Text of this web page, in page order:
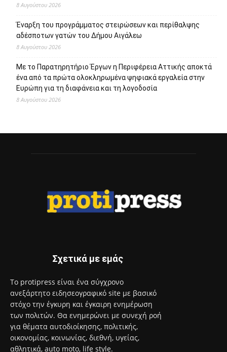
8 Αυγούστου 2026
Έναρξη του προγράμματος στειρώσεων και περίθαλψης
αδέσποτων γατών του Δήμου Αιγάλεω
8 Αυγούστου 2026
Με το Παρατηρητήριο Έργων η Περιφέρεια Αττικής αποκτά
ένα από τα πρώτα ολοκληρωμένα ψηφιακά εργαλεία στην
Ευρώπη για τη διαφάνεια και τη λογοδοσία
8 Αυγούστου 2026
Σχετικά με εμάς
Το protipress είναι ένα σύγχρονο
ανεξάρτητο ειδησεογραφικό site με βασικό
στόχο την έγκυρη και έγκαιρη ενημέρωση
των πολιτών. Θα ενημερώνει με συνεχή ροή
για θέματα αυτοδιοίκησης, πολιτικής,
οικονομίας, κοινωνίας, διεθνή, υγείας,
αθλητικά, auto moto, life style.